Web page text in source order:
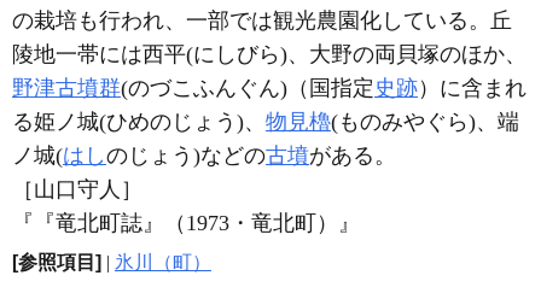
の栽培も行われ、一部では観光農園化している。丘
陵地一帯には西平(にしびら)、大野の両貝塚のほか、
野津古墳群(のづこふんぐん)（国指定 史跡）に含まれ
る姫ノ城(ひめのじょう)、 物見櫓(ものみやぐら)、端
ノ城(はしのじょう)などの古墳がある。
［山口守人］
『『竜北町誌』（1973・竜北町）』
[参照項目] | 氷川（町）